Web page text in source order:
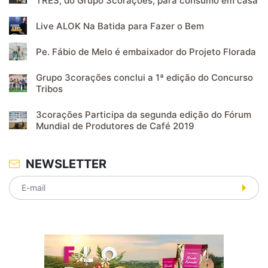
Live ALOK Na Batida para Fazer o Bem
Pe. Fábio de Melo é embaixador do Projeto Florada
Grupo 3corações conclui a 1ª edição do Concurso
Tribos
3corações Participa da segunda edição do Fórum
Mundial de Produtores de Café 2019
NEWSLETTER